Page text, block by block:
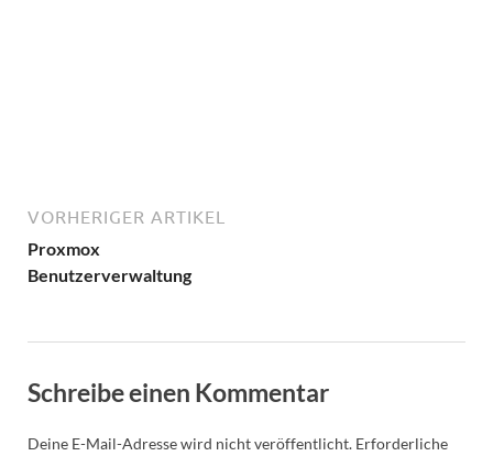
VORHERIGER ARTIKEL
Proxmox
Benutzerverwaltung
Schreibe einen Kommentar
Deine E-Mail-Adresse wird nicht veröffentlicht. Erforderliche